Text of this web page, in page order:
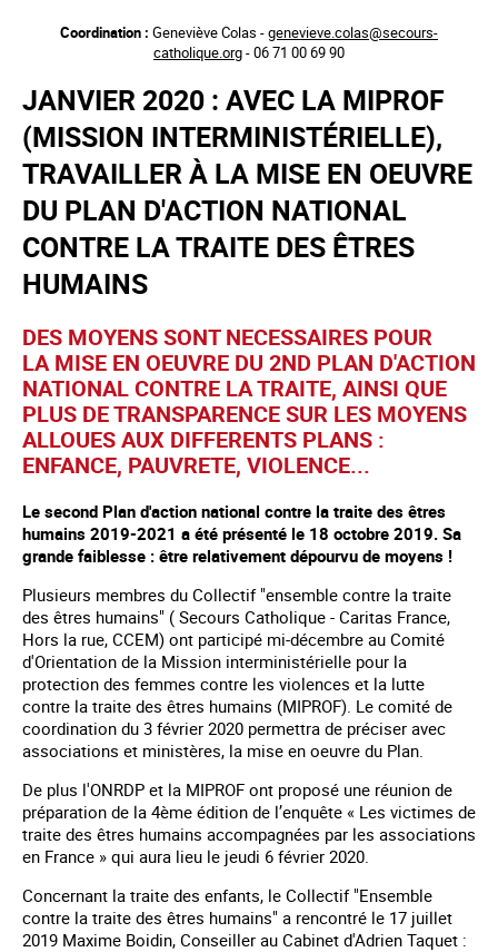
principal
Coordination : Geneviève Colas -genevieve.colas@secours-
catholique.org- 06 71 00 69 90
JANVIER 2020 : AVEC LA MIPROF
(MISSION INTERMINISTÉRIELLE),
TRAVAILLER À LA MISE EN OEUVRE
DU PLAN D'ACTION NATIONAL
CONTRE LA TRAITE DES ÊTRES
HUMAINS
DES MOYENS SONT NECESSAIRES POUR
LA MISE EN OEUVRE DU 2ND PLAN D'ACTION
NATIONAL CONTRE LA TRAITE, AINSI QUE
PLUS DE TRANSPARENCE SUR LES MOYENS
ALLOUES AUX DIFFERENTS PLANS :
ENFANCE, PAUVRETE, VIOLENCE...
Le second Plan d'action national contre la traite des êtres
humains 2019-2021 a été présenté le 18 octobre 2019. Sa
grande faiblesse : être relativement dépourvu de moyens !
Plusieurs membres du Collectif "ensemble contre la traite
des êtres humains" ( Secours Catholique - Caritas France,
Hors la rue, CCEM) ont participé mi-décembre au Comité
d'Orientation de la Mission interministérielle pour la
protection des femmes contre les violences et la lutte
contre la traite des êtres humains (MIPROF). Le comité de
coordination du 3 février 2020 permettra de préciser avec
associations et ministères, la mise en oeuvre du Plan.
De plus l'ONRDP et la MIPROF ont proposé une réunion de
préparation de la 4ème édition de l’enquête « Les victimes de
traite des êtres humains accompagnées par les associations
en France » qui aura lieu le jeudi 6 février 2020.
Concernant la traite des enfants, le Collectif "Ensemble
contre la traite des êtres humains" a rencontré le 17 juillet
2019 Maxime Boidin, Conseiller au Cabinet d'Adrien Taquet :